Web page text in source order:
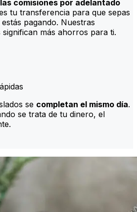
comisiones por adelantado
tu transferencia para que sepas
pagando. Nuestras
significan más ahorros para ti.
se completan el mismo día.
se trata de tu dinero, el